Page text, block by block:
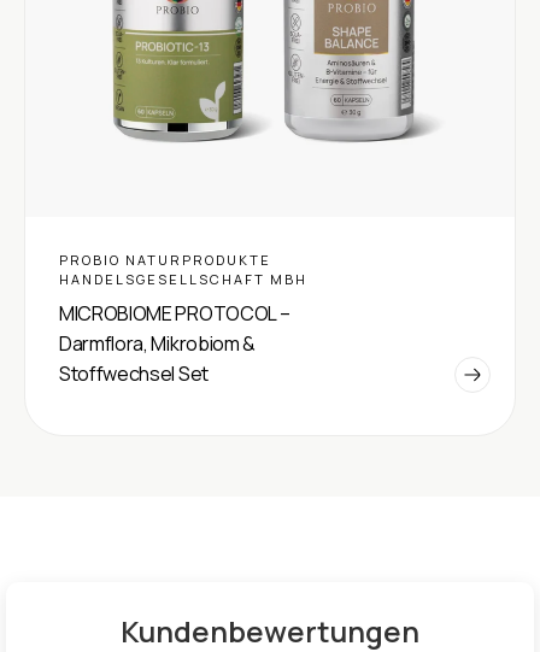
PROBIO NATURPRODUKTE
HANDELSGESELLSCHAFT MBH
MICROBIOME PROTOCOL –
Darmflora, Mikrobiom &
Stoffwechsel Set
Kundenbewertungen